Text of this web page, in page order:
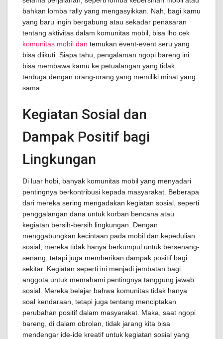
bahkan lomba rally yang mengasyikkan. Nah, bagi kamu
yang baru ingin bergabung atau sekadar penasaran
tentang aktivitas dalam komunitas mobil, bisa lho cek
komunitas mobil dan temukan event-event seru yang
bisa diikuti. Siapa tahu, pengalaman ngopi bareng ini
bisa membawa kamu ke petualangan yang tidak
terduga dengan orang-orang yang memiliki minat yang
sama.
Kegiatan Sosial dan
Dampak Positif bagi
Lingkungan
Di luar hobi, banyak komunitas mobil yang menyadari
pentingnya berkontribusi kepada masyarakat. Beberapa
dari mereka sering mengadakan kegiatan sosial, seperti
penggalangan dana untuk korban bencana atau
kegiatan bersih-bersih lingkungan. Dengan
menggabungkan kecintaan pada mobil dan kepedulian
sosial, mereka tidak hanya berkumpul untuk bersenang-
senang, tetapi juga memberikan dampak positif bagi
sekitar. Kegiatan seperti ini menjadi jembatan bagi
anggota untuk memahami pentingnya tanggung jawab
sosial. Mereka belajar bahwa komunitas tidak hanya
soal kendaraan, tetapi juga tentang menciptakan
perubahan positif dalam masyarakat. Maka, saat ngopi
bareng, di dalam obrolan, tidak jarang kita bisa
mendengar ide-ide kreatif untuk kegiatan sosial yang